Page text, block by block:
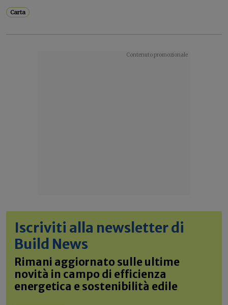
Carta
Iscriviti alla newsletter di
Build News
Rimani aggiornato sulle ultime
novità in campo di efficienza
energetica e sostenibilità edile